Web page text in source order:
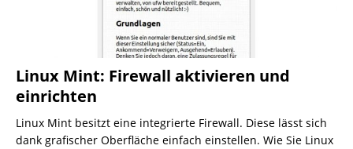
Linux Mint: Firewall aktivieren und
einrichten
Linux Mint besitzt eine integrierte Firewall. Diese lässt sich
dank grafischer Oberfläche einfach einstellen. Wie Sie Linux